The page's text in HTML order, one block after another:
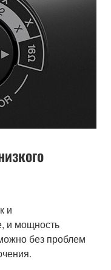
и
и мощность
без проблем